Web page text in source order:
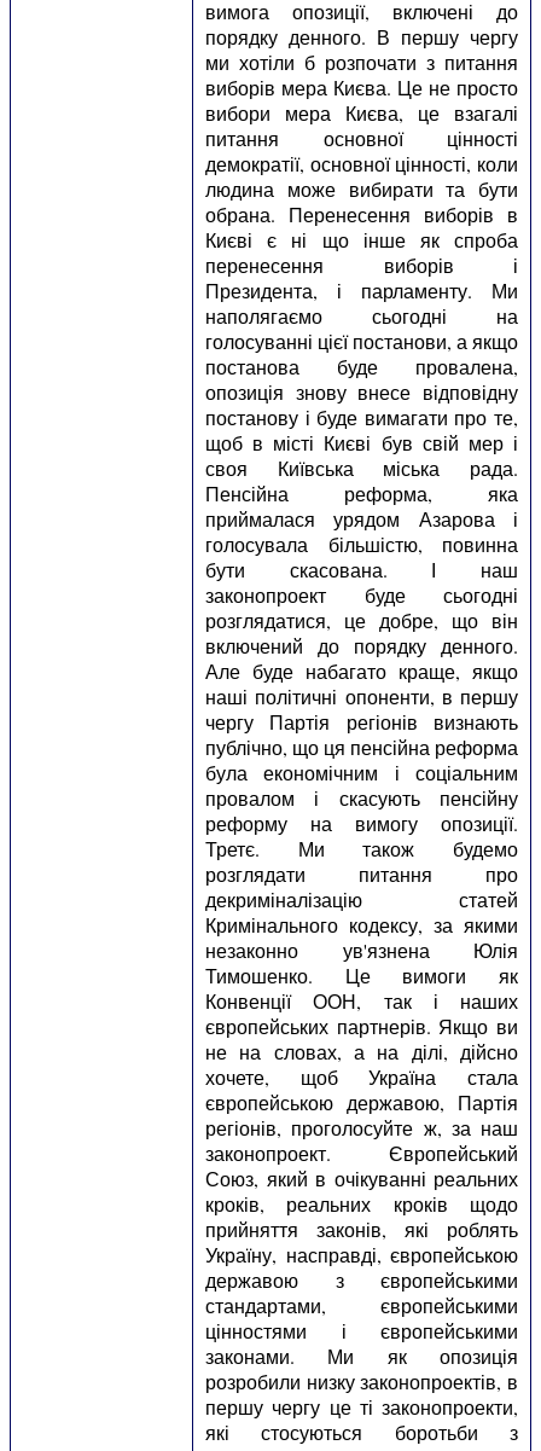
вимога опозиції, включені до
порядку денного. В першу чергу
ми хотіли б розпочати з питання
виборів мера Києва. Це не просто
вибори мера Києва, це взагалі
питання основної цінності
демократії, основної цінності, коли
людина може вибирати та бути
обрана. Перенесення виборів в
Києві є ні що інше як спроба
перенесення виборів і
Президента, і парламенту. Ми
наполягаємо сьогодні на
голосуванні цієї постанови, а якщо
постанова буде провалена,
опозиція знову внесе відповідну
постанову і буде вимагати про те,
щоб в місті Києві був свій мер і
своя Київська міська рада.
Пенсійна реформа, яка
приймалася урядом Азарова і
голосувала більшістю, повинна
бути скасована. І наш
законопроект буде сьогодні
розглядатися, це добре, що він
включений до порядку денного.
Але буде набагато краще, якщо
наші політичні опоненти, в першу
чергу Партія регіонів визнають
публічно, що ця пенсійна реформа
була економічним і соціальним
провалом і скасують пенсійну
реформу на вимогу опозиції.
Третє. Ми також будемо
розглядати питання про
декриміналізацію статей
Кримінального кодексу, за якими
незаконно ув'язнена Юлія
Тимошенко. Це вимоги як
Конвенції ООН, так і наших
європейських партнерів. Якщо ви
не на словах, а на ділі, дійсно
хочете, щоб Україна стала
європейською державою, Партія
регіонів, проголосуйте ж, за наш
законопроект. Європейський
Союз, який в очікуванні реальних
кроків, реальних кроків щодо
прийняття законів, які роблять
Україну, насправді, європейською
державою з європейськими
стандартами, європейськими
цінностями і європейськими
законами. Ми як опозиція
розробили низку законопроектів, в
першу чергу це ті законопроекти,
які стосуються боротьби з